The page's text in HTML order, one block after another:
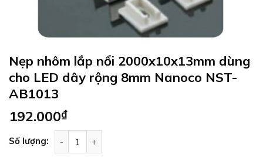
Nẹp nhôm lắp nổi 2000x10x13mm dùng
cho LED dây rộng 8mm Nanoco NST-
AB1013
192.000₫
Số lượng: